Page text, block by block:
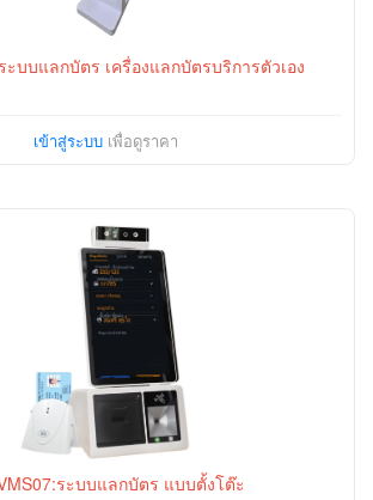
ะบบแลกบัตร เครื่องแลกบัตรบริการตัวเอง
เข้าสู่ระบบเพื่อดูราคา
ระบบแลกบัตร แบบตั้งโต๊ะ